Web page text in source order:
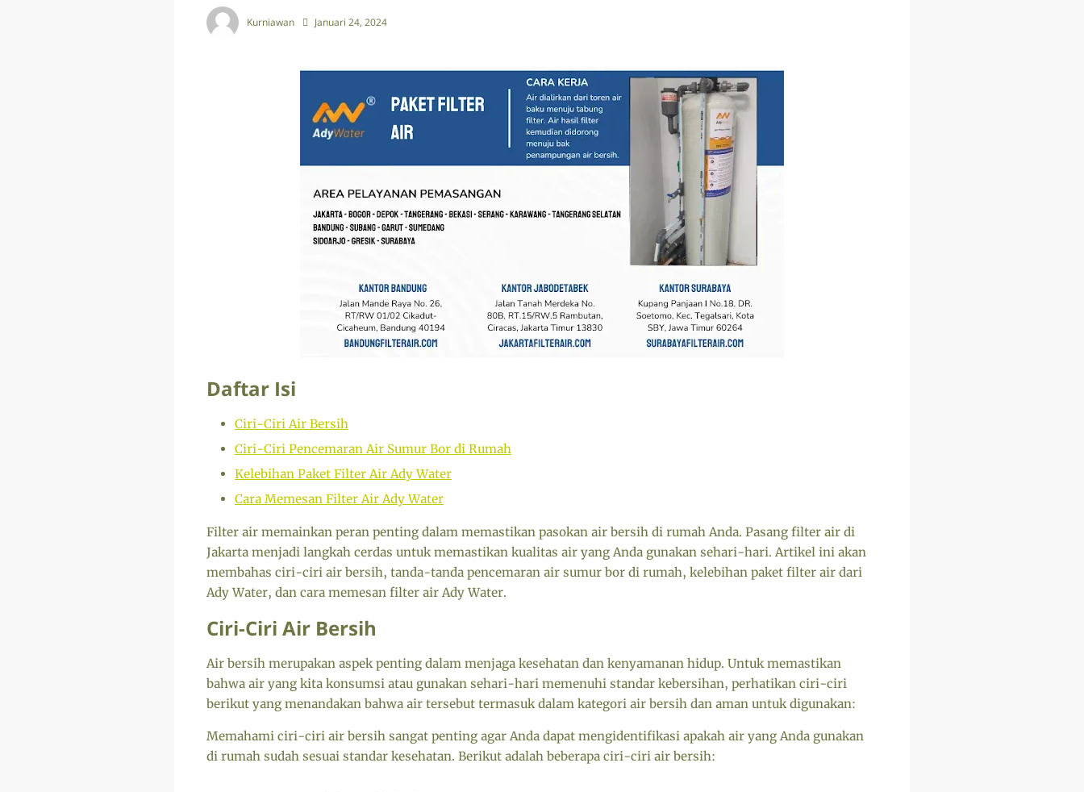
Kurniawan Januari 24, 2024
Daftar Isi
Ciri-Ciri Air Bersih
Ciri-Ciri Pencemaran Air Sumur Bor di Rumah
Kelebihan Paket Filter Air Ady Water
Cara Memesan Filter Air Ady Water
Filter air memainkan peran penting dalam memastikan pasokan air bersih di rumah Anda. Pasang filter air di
Jakarta menjadi langkah cerdas untuk memastikan kualitas air yang Anda gunakan sehari-hari. Artikel ini akan
membahas ciri-ciri air bersih, tanda-tanda pencemaran air sumur bor di rumah, kelebihan paket filter air dari
Ady Water, dan cara memesan filter air Ady Water.
Ciri-Ciri Air Bersih
Air bersih merupakan aspek penting dalam menjaga kesehatan dan kenyamanan hidup. Untuk memastikan
bahwa air yang kita konsumsi atau gunakan sehari-hari memenuhi standar kebersihan, perhatikan ciri-ciri
berikut yang menandakan bahwa air tersebut termasuk dalam kategori air bersih dan aman untuk digunakan:
Memahami ciri-ciri air bersih sangat penting agar Anda dapat mengidentifikasi apakah air yang Anda gunakan
di rumah sudah sesuai standar kesehatan. Berikut adalah beberapa ciri-ciri air bersih: